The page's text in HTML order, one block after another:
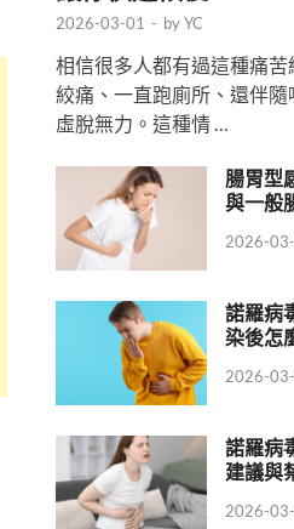
2026-03-01 - byYC
相信很多人都有過這種痛
絞痛、一直跑廁所、還伴
虛脫無力。這種情 …
腸胃型
與一般
2026-
諾羅病
染後怎
2026-
諾羅病
建議與
2026-